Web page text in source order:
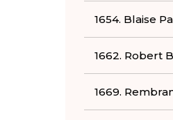
1654. Blaise
1662. Robert
1669.